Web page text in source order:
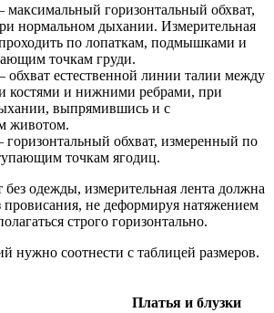
максимальный горизонтальный обхват,
нормальном дыхании. Измерительная
по лопаткам, подмышками и
точкам груди.
обхват естественной линии талии между
костями и нижними ребрами, при
выпрямившись и с
животом.
горизонтальный обхват, измеренный по
точкам ягодиц.
одежды, измерительная лента должна
провисания, не деформируя натяжением
строго горизонтально.
нужно соотнести с таблицей размеров.
Платья и блузки